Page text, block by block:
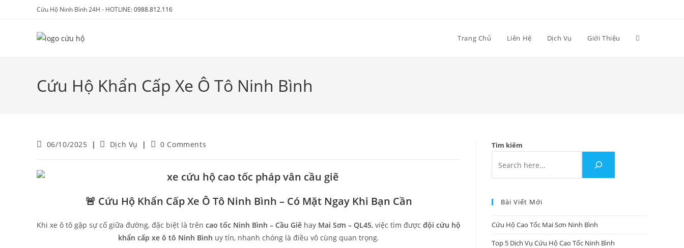
Cứu Hộ Ninh Bình 24H - HOTLINE:0988.812.116
Trang Chủ Liên Hệ Dịch Vụ Giới Thiệu
Cứu Hộ Khẩn Cấp Xe Ô Tô Ninh Bình
06/10/2025 Dịch Vụ 0 Comments
🚨 Cứu Hộ Khẩn Cấp Xe Ô Tô Ninh Bình – Có Mặt Ngay Khi Bạn Cần
Khi xe ô tô gặp sự cố giữa đường, đặc biệt là trên cao tốc Ninh Bình – Cầu Giẽ hay Mai Sơn – QL45, việc tìm được đội cứu hộ
khẩn cấp xe ô tô Ninh Bình uy tín, nhanh chóng là điều vô cùng quan trọng.
Tìm kiếm
Bài Viết Mới
Cứu Hộ Cao Tốc Mai Sơn Ninh Bình
Top 5 Dịch Vụ Cứu Hộ Cao Tốc Ninh Bình